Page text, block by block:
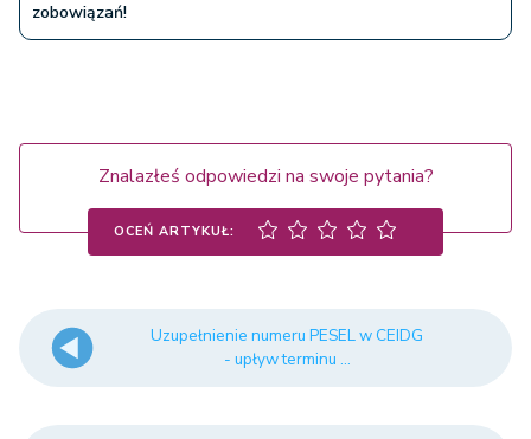
zobowiązań!
Znalazłeś odpowiedzi na swoje pytania?
OCEŃ ARTYKUŁ:
Uzupełnienie numeru PESEL w CEIDG
- upływ terminu ...